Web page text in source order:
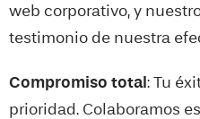
web corporativo, y
testimonio de nuestra
Compromiso total : Tu
prioridad. Colaboramos